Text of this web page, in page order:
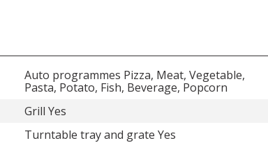
Auto programmes Pizza, Meat, Vegetable,
Pasta, Potato, Fish, Beverage, Popcorn
Grill Yes
Turntable tray and grate Yes